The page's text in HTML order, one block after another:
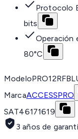
Protocolo
bits
Operación
80°C
Modelo
MarcaACCESSPRO
SAT46171619
3 años de